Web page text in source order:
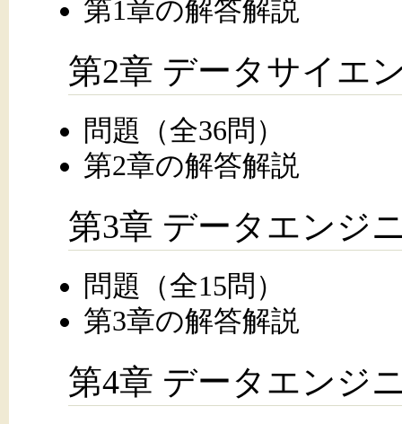
第1章の解答解説
第2章 データサイエ
問題（全36問）
第2章の解答解説
第3章 データエン
問題（全15問）
第3章の解答解説
第4章 データエンジ